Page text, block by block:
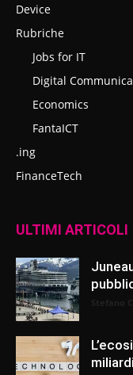
Device
Rubriche
Jobs for IT
Digital
Economics
FantaICT
.ing
FinanceTech
ULTIMI ARTICOLI